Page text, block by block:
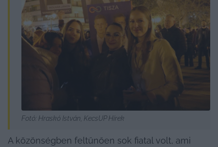
Fotó: Hraskó István, KecsUP Hírek
A közönségben feltűnően sok fiatal volt, ami